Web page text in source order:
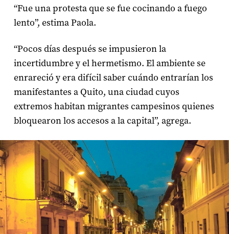
“Fue una protesta que se fue cocinando a fuego
lento”, estima Paola.
“Pocos días después se impusieron la
incertidumbre y el hermetismo. El ambiente se
enrareció y era difícil saber cuándo entrarían los
manifestantes a Quito, una ciudad cuyos
extremos habitan migrantes campesinos quienes
bloquearon los accesos a la capital”, agrega.